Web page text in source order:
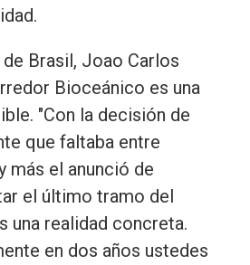
Brasil, Joao Carlos
Bioceánico es una
"Con la decisión de
que faltaba entre
más el anunció de
el último tramo del
una realidad concreta.
en dos años ustedes